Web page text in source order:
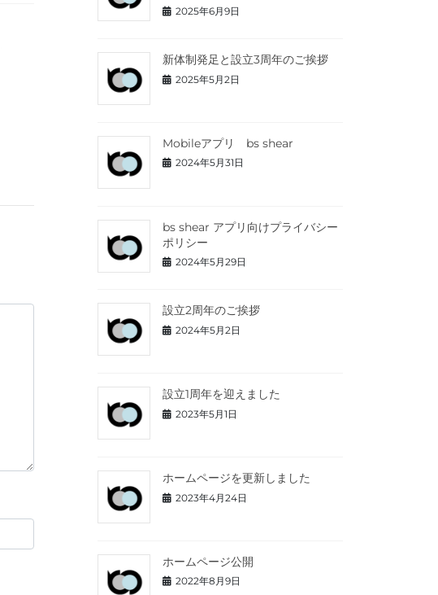
2025年6月9日
新体制発足と設立3周年のご挨拶
2025年5月2日
Mobileアプリ bs shear
2024年5月31日
bs shear アプリ向けプライバシー
ポリシー
2024年5月29日
設立2周年のご挨拶
2024年5月2日
設立1周年を迎えました
2023年5月1日
ホームページを更新しました
2023年4月24日
ホームページ公開
2022年8月9日